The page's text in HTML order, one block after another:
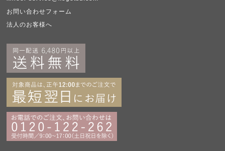
お問い合わせフォーム
法人のお客様へ